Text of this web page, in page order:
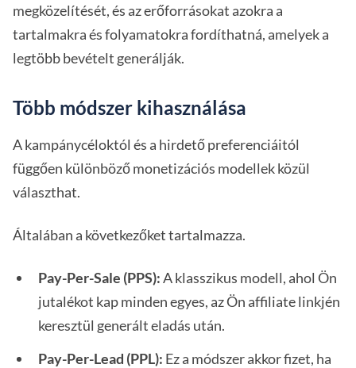
megközelítését, és az erőforrásokat azokra a
tartalmakra és folyamatokra fordíthatná, amelyek a
legtöbb bevételt generálják.
Több módszer kihasználása
A kampánycéloktól és a hirdető preferenciáitól
függően különböző monetizációs modellek közül
választhat.
Általában a következőket tartalmazza.
Pay-Per-Sale (PPS):A klasszikus modell, ahol Ön
jutalékot kap minden egyes, az Ön affiliate linkjén
keresztül generált eladás után.
Pay-Per-Lead (PPL): Ez a módszer akkor fizet, ha